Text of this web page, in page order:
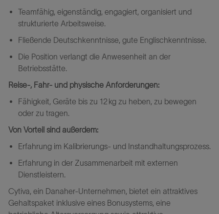
Teamfähig, eigenständig, engagiert, organisiert und
strukturierte Arbeitsweise.
Fließende Deutschkenntnisse, gute Englischkenntnisse.
Die Position verlangt die Anwesenheit an der
Betriebsstätte.
Reise-, Fahr- und physische Anforderungen:
Fähigkeit, Geräte bis zu 12 kg zu heben, zu bewegen
oder zu tragen.
Von Vorteil sind außerdem:
Erfahrung im Kalibrierungs- und Instandhaltungsprozess.
Erfahrung in der Zusammenarbeit mit externen
Dienstleistern.
Cytiva, ein Danaher-Unternehmen, bietet ein attraktives
Gehaltspaket inklusive eines Bonusystems, eine